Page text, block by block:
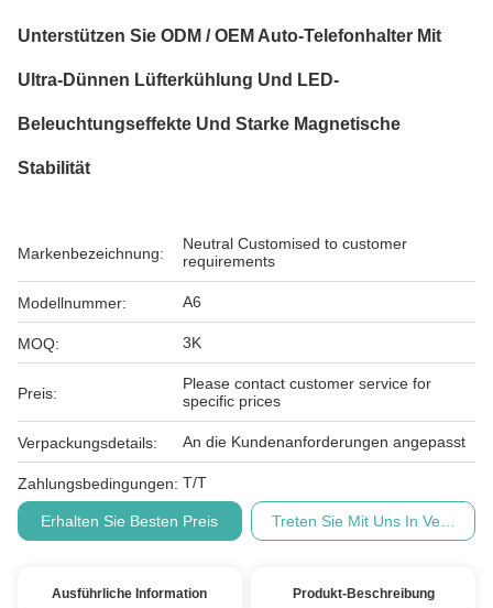
Unterstützen Sie ODM / OEM Auto-Telefonhalter Mit
Ultra-Dünnen Lüfterkühlung Und LED-
Beleuchtungseffekte Und Starke Magnetische
Stabilität
Markenbezeichnung:
Neutral Customised to customer
requirements
Modellnummer: A6
MOQ: 3K
Preis:
Please contact customer service for
specific prices
Verpackungsdetails: An die Kundenanforderungen angepasst
Zahlungsbedingungen: T/T
Erhalten Sie Besten Preis Treten Sie Mit Uns In
Ausführliche Information Produkt-Beschreibung